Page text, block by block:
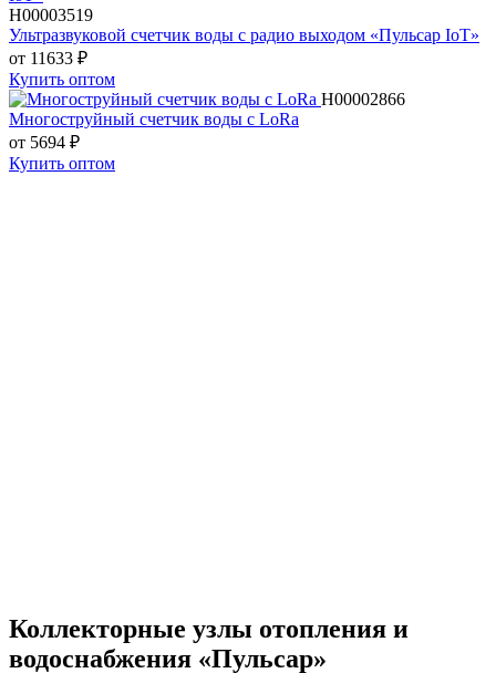
Н00003519
Ультразвуковой счетчик воды с радио выходом «Пульсар IoT»
от 11633 ₽
Купить оптом
Н00002866
Многоструйный счетчик воды с LoRa
от 5694 ₽
Купить оптом
Коллекторные узлы отопления и
водоснабжения «Пульсар»